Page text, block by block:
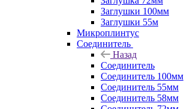
Заглушки 100мм
Заглушки 55м
Микроплинтус
Соединитель
Назад
Соединитель
Соединитель 100мм
Соединитель 55мм
Соединитель 58мм